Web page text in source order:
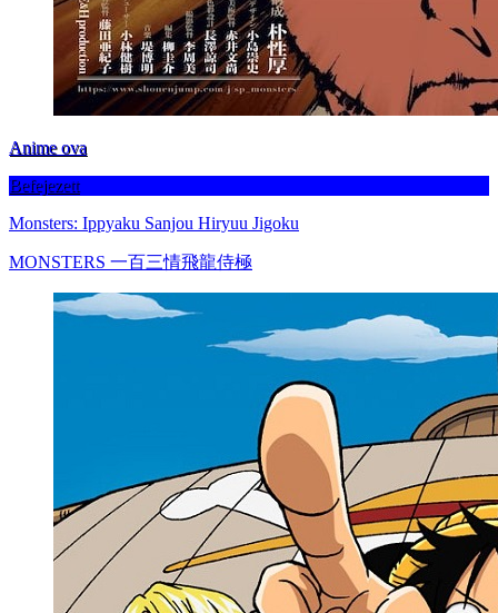
Anime ova
Befejezett
Monsters: Ippyaku Sanjou Hiryuu Jigoku
MONSTERS 一百三情飛龍侍極